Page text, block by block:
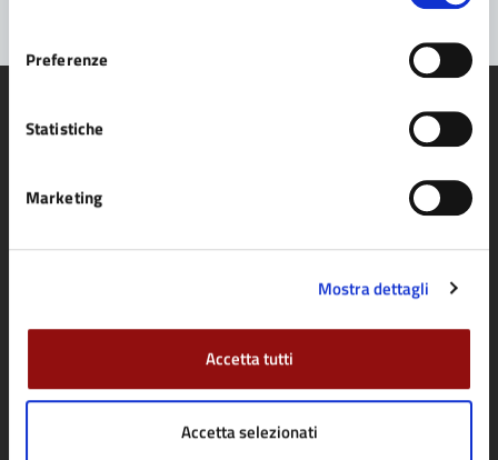
Preferenze
Statistiche
Marketing
Mostra dettagli
Accetta tutti
Accetta selezionati
Comune di Fidenza
Aree amministrative
Enti e fondazioni